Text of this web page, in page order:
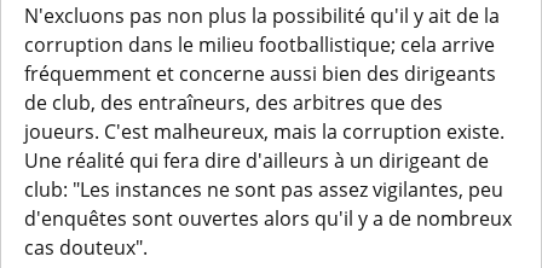
N'excluons pas non plus la possibilité qu'il y ait de la
corruption dans le milieu footballistique; cela arrive
fréquemment et concerne aussi bien des dirigeants
de club, des entraîneurs, des arbitres que des
joueurs. C'est malheureux, mais la corruption existe.
Une réalité qui fera dire d'ailleurs à un dirigeant de
club: "Les instances ne sont pas assez vigilantes, peu
d'enquêtes sont ouvertes alors qu'il y a de nombreux
cas douteux".